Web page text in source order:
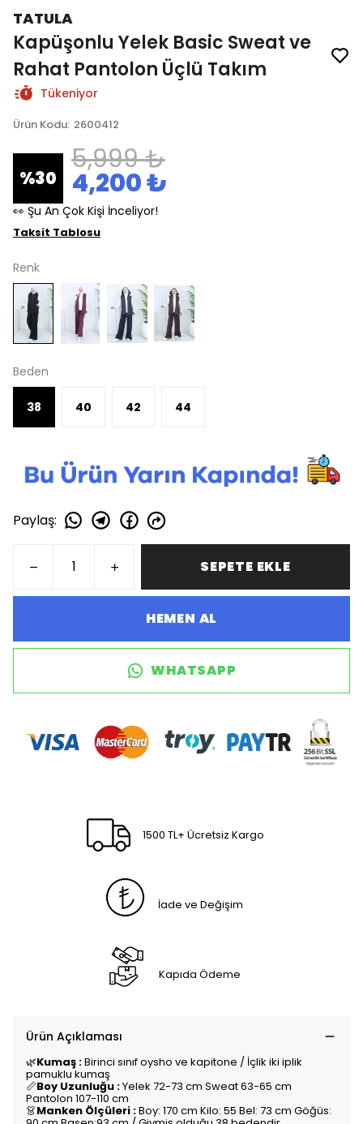
TATULA
Kapüşonlu Yelek Basic Sweat ve
Rahat Pantolon Üçlü Takım
Tükeniyor
Ürün Kodu: 2600412
%30
5,999 ₺
4,200 ₺
👀 Şu An Çok Kişi İnceliyor!
Taksit Tablosu
Renk
Beden
38 40 42 44
Paylaş:
SEPETE EKLE
HEMEN AL
WHATSAPP
1500 TL+ Ücretsiz Kargo
İade ve Değişim
Kapıda Ödeme
Ürün Açıklaması
🌿Kumaş :Birinci sınıf oysho ve kapitone / İçlik iki iplik
pamuklu kumaş
📏Boy Uzunluğu :Yelek 72-73 cm Sweat 63-65 cm
Pantolon 107-110 cm
👗Manken Ölçüleri :Boy: 170 cm Kilo: 55 Bel: 73 cm Göğüs: